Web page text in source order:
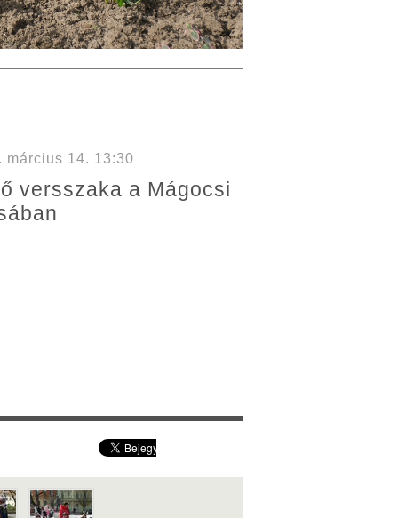
március 14. 13:30
versszaka a Mágocsi